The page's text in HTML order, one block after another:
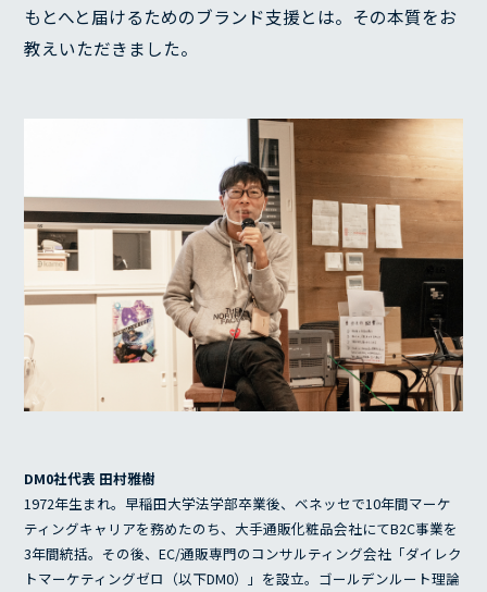
もとへと届けるためのブランド支援とは。その本質をお
教えいただきました。
DM0社代表 田村雅樹
1972年生まれ。早稲田大学法学部卒業後、ベネッセで10年間マーケ
ティングキャリアを務めたのち、大手通販化粧品会社にてB2C事業を
3年間統括。その後、EC/通販専門のコンサルティング会社「ダイレク
トマーケティングゼロ（以下DM0）」を設立。ゴールデンルート理論